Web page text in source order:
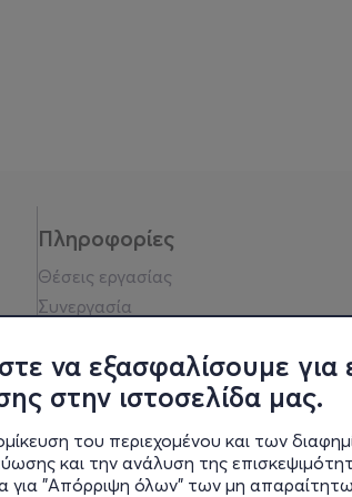
να εξασφαλίσουμε για
στην ιστοσελίδα μας.
του περιεχομένου και των
και την ανάλυση της
για "Απόρριψη όλων" των μη
Πληροφορίες
Θέσεις εργασίας
Συνεργασία
Πολιτική απορρήτου
Νομική σημείωση
Blog
Οικονομικά στοιχεία